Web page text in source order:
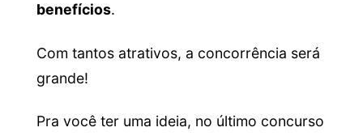
benefícios.
Com tantos atrativos, a concorrência será
grande!
Pra você ter uma ideia, no último concurso